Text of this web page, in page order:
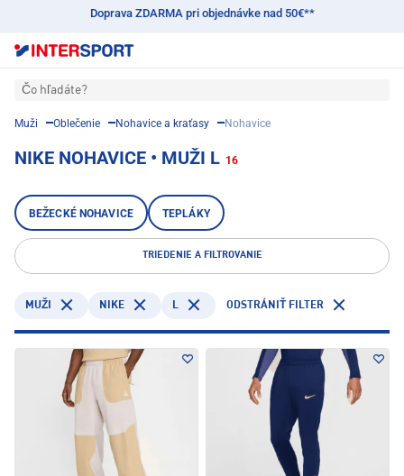
Doprava ZDARMA pri objednávke nad 50€**
Čo hľadáte?
Muži Oblečenie Nohavice a kraťasy Nohavice
NIKE NOHAVICE • MUŽI L 16
BEŽECKÉ NOHAVICE TEPLÁKY
TRIEDENIE A FILTROVANIE
MUŽI NIKE L ODSTRÁNIŤ FILTER